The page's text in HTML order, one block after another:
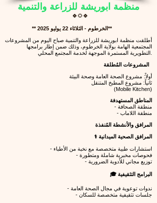
​منظمة ابوريشة للزراعة والتنمية
​​🍀🌻🍀
**الخرطوم - الثلاثاء 22 يوليو 2025 **
أطلقت منظمة ابوريشة للزراعة والتنمية صباح اليوم من المشروعات
المجتمعية الهامة بولاية الخرطوم، وذلك ضمن إطار برامجها
أولاً: مشروع الصحة العامة وصحة البيئة
ثانياً: مشروع المطبخ المتنقل
(Mobile Kitchen)
المناطق المستهدفة
- منطقة الصحافة
- منطقة اللاماب
المرافق والأنشطة المُنفذة
⚕️ المرافق الصحية الميدانية
- استشارات طبية متخصصة مع نخبة من الأطباء
- فحوصات مخبرية شاملة ومتطورة
- توزيع مجاني للأدوية الضرورية
🎓 البرامج التثقيفية
- ندوات توعوية في مجال الصحة العامة
- جلسات تثقيفية متخصصة للسكان